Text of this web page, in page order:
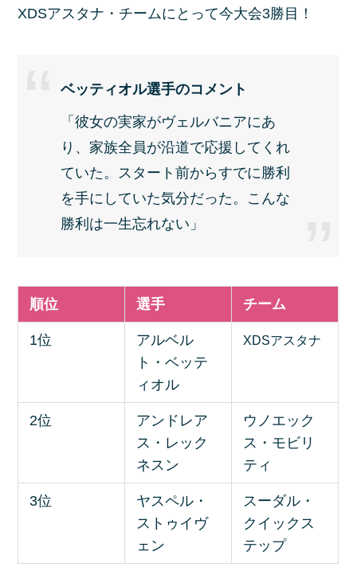
XDSアスタナ・チームにとって今大会3勝目！
ベッティオル選手のコメント
「彼女の実家がヴェルバニアにあ
り、家族全員が沿道で応援してくれ
ていた。スタート前からすでに勝利
を手にしていた気分だった。こんな
勝利は一生忘れない」
順位 選手 チーム
1位
アルベル
ト・ベッテ
ィオル
XDSアスタナ
2位
アンドレア
ス・レック
ネスン
ウノエック
ス・モビリ
ティ
3位
ヤスペル・
ストゥイヴ
ェン
スーダル・
クイックス
テップ